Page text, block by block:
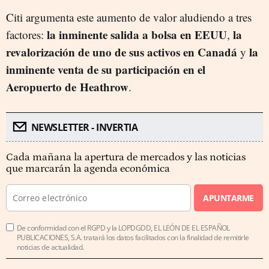
Citi argumenta este aumento de valor aludiendo a tres
factores: la inminente salida a bolsa en EEUU, la
revalorización de uno de sus activos en Canadá y la
inminente venta de su participación en el
Aeropuerto de Heathrow.
NEWSLETTER - INVERTIA
Cada mañana la apertura de mercados y las noticias
que marcarán la agenda económica
APUNTARME
De conformidad con el RGPD y la LOPDGDD, EL LEÓN DE EL ESPAÑOL
PUBLICACIONES, S.A. tratará los datos facilitados con la finalidad de remitirle
noticias de actualidad.